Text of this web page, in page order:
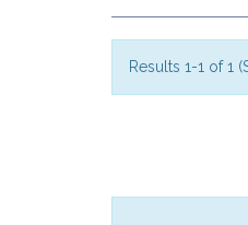
Results 1-1 of 1